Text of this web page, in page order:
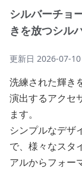
シルバーチョ
きを放つシル
更新日 2026-07-10
洗練された輝き
演出するアクセ
ます。
シンプルなデザ
で、様々なスタ
アルからフォー